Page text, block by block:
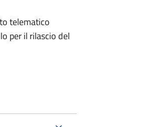
telematico
per il rilascio del